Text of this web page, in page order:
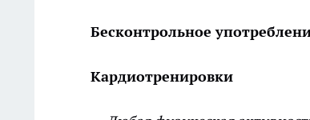
Бесконтрольное
Кардиотренировки